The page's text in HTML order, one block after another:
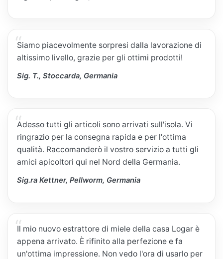
Siamo piacevolmente sorpresi dalla lavorazione di
altissimo livello, grazie per gli ottimi prodotti!
Sig. T., Stoccarda, Germania
Adesso tutti gli articoli sono arrivati sull'isola. Vi
ringrazio per la consegna rapida e per l'ottima
qualità. Raccomanderò il vostro servizio a tutti gli
amici apicoltori qui nel Nord della Germania.
Sig.ra Kettner, Pellworm, Germania
Il mio nuovo estrattore di miele della casa Logar è
appena arrivato. È rifinito alla perfezione e fa
un'ottima impressione. Non vedo l'ora di usarlo per